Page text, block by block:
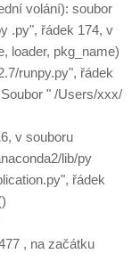
volání): soubor
.py", řádek 174, v
loader, pkg_name)
runpy.py", řádek
" /Users/xxx/
v souboru
lib/py
řádek
, na začátku